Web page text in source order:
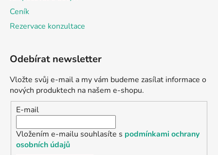
Ceník
Rezervace konzultace
Odebírat newsletter
Vložte svůj e-mail a my vám budeme zasílat informace o
nových produktech na našem e-shopu.
E-mail
Vložením e-mailu souhlasíte s podmínkami ochrany
osobních údajů